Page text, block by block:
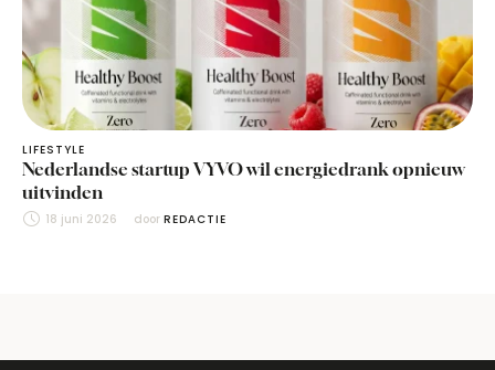
LIFESTYLE
Nederlandse startup VYVO wil energiedrank opnieuw
uitvinden
18 juni 2026 door REDACTIE